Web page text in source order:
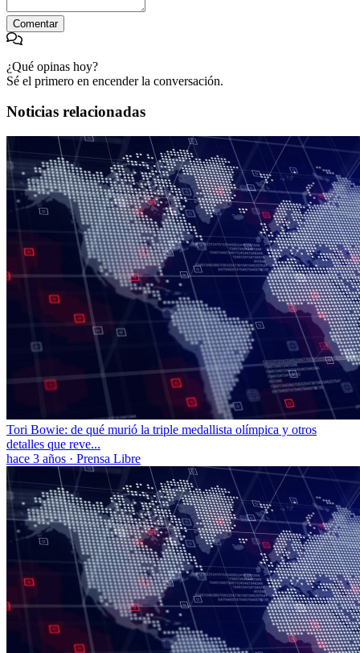
Comentar
¿Qué opinas hoy?
Sé el primero en encender la conversación.
Noticias relacionadas
Tori Bowie: de qué murió la triple medallista olímpica y otros
detalles que reve...
hace 3 años · Prensa Libre